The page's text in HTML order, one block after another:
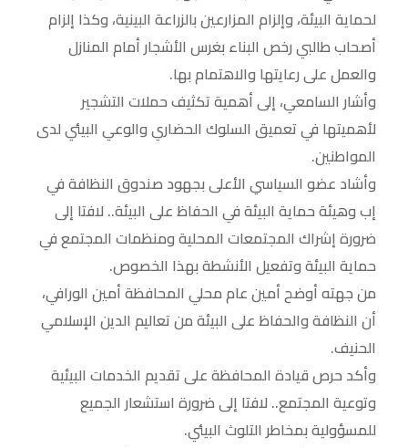
لحماية البيئة، وإلزام المزارعين بالزراعة البينية، وكذا إلزام
أصحاب طالبي رخص البناء بغرس الأشجار أمام المنازل
والعمل على رعايتها والاهتمام بها.
وأشار السامعي، إلى أهمية تكثيف حملات التشجير
لأهميتها في تعميق السلوك الحضاري والوعي البيئي لدى
المواطنين.
وأشاد عضو السياسي الأعلى بجهود صندوق النظافة في
إب وهيئة حماية البيئة في الحفاظ على البيئة.. لافتا إلى
ضرورة إشراك المجتمعات المحلية ومنظمات المجتمع في
حماية البيئة وتفعيل الأنشطة بهذا الخصوص.
من جهته أوضح أمين عام محلي المحافظة أمين الورافي،
أن النظافة والحفاظ على البيئة من تعاليم الدين الإسلامي
الحنيف.
وأكد حرص قيادة المحافظة على تقديم الخدمات البيئية
وتوعية المجتمع.. لافتا إلى ضرورة استشعار الجميع
للمسؤولية بمخاطر التلوث البيئي.